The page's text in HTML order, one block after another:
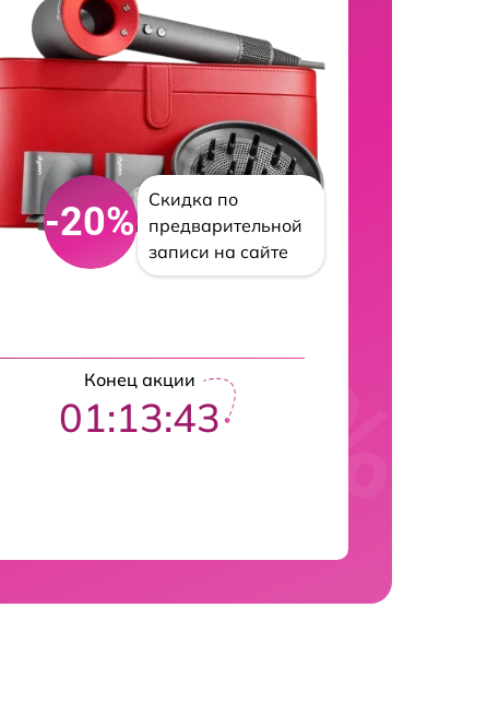
-20%
Скидка по
предварительной
записи на сайте
Конец акции
01:13:42